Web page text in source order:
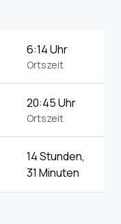
6:14 Uhr
Ortszeit
20:45 Uhr
Ortszeit
14 Stunden,
31 Minuten